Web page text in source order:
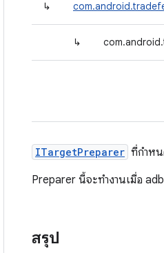
↳
↳
ITargetPreparer ที่กำห
Preparer นี้จะทำงานเมื่อ
สรุป